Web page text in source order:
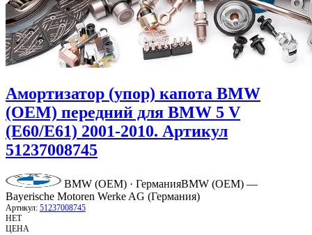
Амортизатор (упор) капота BMW
(OEM) передний для BMW 5 V
(E60/E61) 2001-2010. Артикул
51237008745
BMW (OEM) · ГерманияBMW (OEM) —
Bayerische Motoren Werke AG (Германия)
Артикул: 51237008745
НЕТ
ЦЕНА